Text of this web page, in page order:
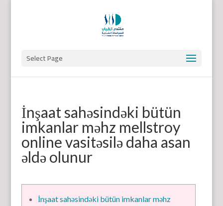
Select Page
İnşaat sahəsindəki bütün
imkanlar məhz mellstroy
online vasitəsilə daha asan
əldə olunur
İnşaat sahəsindəki bütün imkanlar məhz